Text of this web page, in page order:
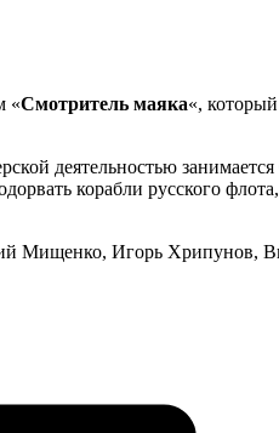
«Смотритель маяка«,
деятельностью
корабли русского
Мищенко, Игорь Хрипунов,